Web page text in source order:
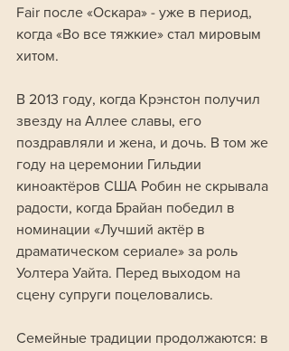
Fair после «Оскара» - уже в период,
когда «Во все тяжкие» стал мировым
хитом.
В 2013 году, когда Крэнстон получил
звезду на Аллее славы, его
поздравляли и жена, и дочь. В том же
году на церемонии Гильдии
киноактёров США Робин не скрывала
радости, когда Брайан победил в
номинации «Лучший актёр в
драматическом сериале» за роль
Уолтера Уайта. Перед выходом на
сцену супруги поцеловались.
Семейные традиции продолжаются: в